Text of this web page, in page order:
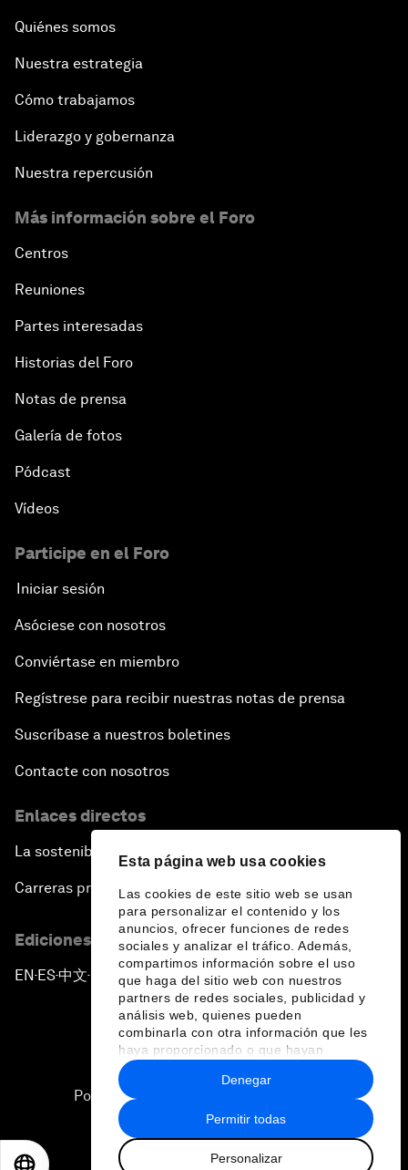
Esta página web usa cookies
Las cookies de este sitio web se usan
para personalizar el contenido y los
anuncios, ofrecer funciones de redes
sociales y analizar el tráfico. Además,
compartimos información sobre el uso
que haga del sitio web con nuestros
partners de redes sociales, publicidad y
análisis web, quienes pueden
combinarla con otra información que les
haya proporcionado o que hayan
recopilado a partir del uso que haya
hecho de sus servicios.
Permitir todas
Personalizar
Denegar
Quiénes somos
Nuestra estrategia
Cómo trabajamos
Liderazgo y gobernanza
Nuestra repercusión
Más información sobre el Foro
Centros
Reuniones
Partes interesadas
Historias del Foro
Notas de prensa
Galería de fotos
Pódcast
Vídeos
Participe en el Foro
Iniciar sesión
Asóciese con nosotros
Conviértase en miembro
Regístrese para recibir nuestras notas de prensa
Suscríbase a nuestros boletines
Contacte con nosotros
Enlaces directos
La sostenibilidad en el Foro
Carreras profesionales
Ediciones en otros idiomas
EN ▪ ES▪中文▪ 日本語
Política de privacidad y normas de uso
2026 Foro Económico Mundial